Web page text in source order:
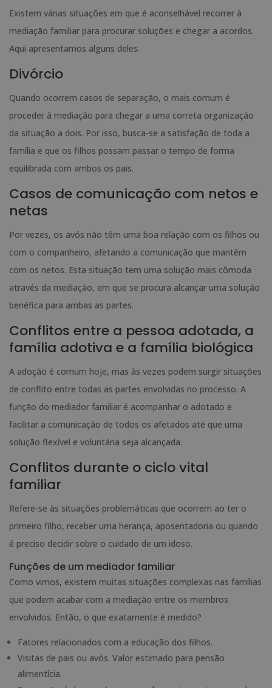
Existem várias situações em que é aconselhável recorrer à
mediação familiar para procurar soluções e chegar a acordos.
Aqui apresentamos alguns deles.
Divórcio
Quando ocorrem casos de separação, o mais comum é
proceder à mediação para chegar a uma correta organização
da situação a dois. Por isso, busca-se a satisfação de toda a
família e que os filhos possam passar o tempo de forma
equilibrada com ambos os pais.
Casos de comunicação com netos e
netas
Por vezes, os avós não têm uma boa relação com os filhos ou
com o companheiro, afetando a comunicação que mantêm
com os netos. Esta situação tem uma solução mais cômoda
através da mediação, em que se procura alcançar uma solução
benéfica para ambas as partes.
Conflitos entre a pessoa adotada, a
família adotiva e a família biológica
A adoção é comum hoje, mas às vezes podem surgir situações
de conflito entre todas as partes envolvidas no processo. A
função do mediador familiar é acompanhar o adotado e
facilitar a comunicação de todos os afetados até que uma
solução flexível e voluntária seja alcançada.
Conflitos durante o ciclo vital
familiar
Refere-se às situações problemáticas que ocorrem ao ter o
primeiro filho, receber uma herança, aposentadoria ou quando
é preciso decidir sobre o cuidado de um idoso.
Funções de um mediador familiar
Como vimos, existem muitas situações complexas nas famílias
que podem acabar com a mediação entre os membros
envolvidos. Então, o que exatamente é medido?
Fatores relacionados com a educação dos filhos.
Visitas de pais ou avós. Valor estimado para pensão
alimentícia.